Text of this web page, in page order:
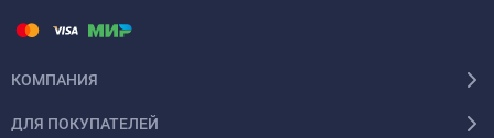
КОМПАНИЯ
ДЛЯ ПОКУПАТЕЛЕЙ